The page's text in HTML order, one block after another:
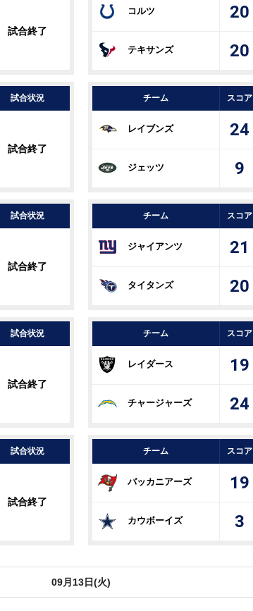
試合終了
コルツ 20
テキサンズ 20
試合状況
試合終了
チーム スコア
レイブンズ 24
ジェッツ 9
試合状況
試合終了
チーム スコア
ジャイアンツ 21
タイタンズ 20
試合状況
試合終了
チーム スコア
レイダース 19
チャージャーズ 24
試合状況
試合終了
チーム スコア
バッカニアーズ 19
カウボーイズ 3
09月13日(火)